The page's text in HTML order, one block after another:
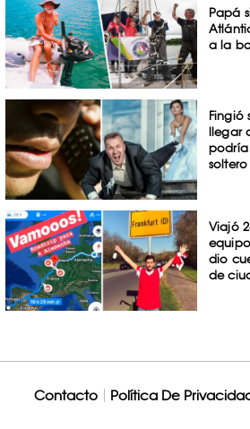
Papá
a la
Fingió
llegar
soltero
Viajó
dio
de
Contacto Política De